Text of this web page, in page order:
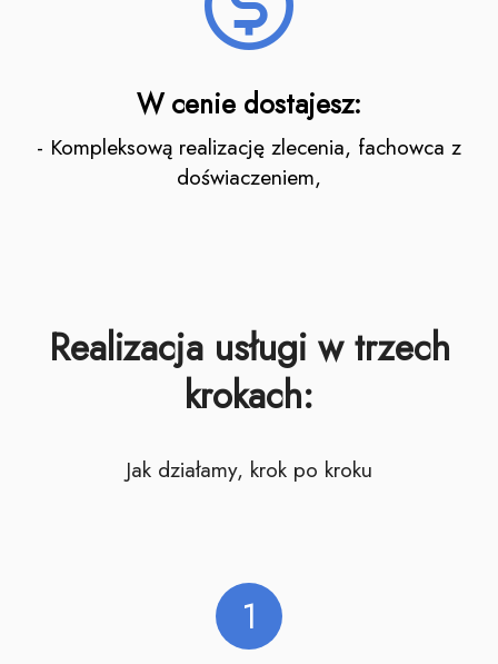
W cenie dostajesz:
- Kompleksową realizację zlecenia, fachowca z
doświaczeniem,
Realizacja usługi w trzech
krokach:
Jak działamy, krok po kroku
1